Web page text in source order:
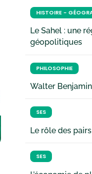
HISTOIRE -
Le Sahel : une
géopolitiques
PHILOSOPHIE
Walter
SES
Le rôle des
SES